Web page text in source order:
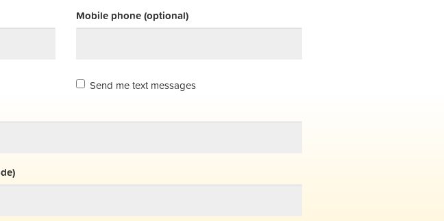
Mobile phone (optional)
Send me text messages